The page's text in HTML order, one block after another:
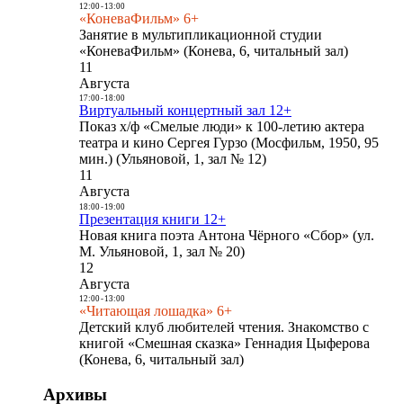
12:00- 13:00
«КоневаФильм» 6+
Занятие в мультипликационной студии
«КоневаФильм» (Конева, 6, читальный зал)
11
Августа
17:00- 18:00
Виртуальный концертный зал 12+
Показ х/ф «Смелые люди» к 100-летию актера
театра и кино Сергея Гурзо (Мосфильм, 1950, 95
мин.) (Ульяновой, 1, зал № 12)
11
Августа
18:00- 19:00
Презентация книги 12+
Новая книга поэта Антона Чёрного «Сбор» (ул.
М. Ульяновой, 1, зал № 20)
12
Августа
12:00- 13:00
«Читающая лошадка» 6+
Детский клуб любителей чтения. Знакомство с
книгой «Смешная сказка» Геннадия Цыферова
(Конева, 6, читальный зал)
Архивы